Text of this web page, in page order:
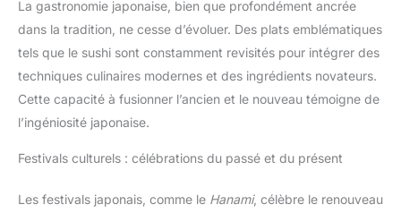
La gastronomie japonaise, bien que profondément ancrée
dans la tradition, ne cesse d’évoluer. Des plats emblématiques
tels que le sushi sont constamment revisités pour intégrer des
techniques culinaires modernes et des ingrédients novateurs.
Cette capacité à fusionner l’ancien et le nouveau témoigne de
l’ingéniosité japonaise.
Festivals culturels : célébrations du passé et du présent
Les festivals japonais, comme le Hanami, célèbre le renouveau